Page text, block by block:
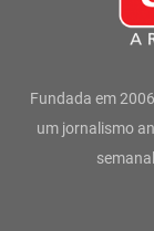
Fundada em
um jornalismo